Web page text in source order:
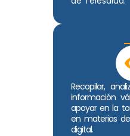
Recopilar,
información
apoyar en la
en materias
digital.